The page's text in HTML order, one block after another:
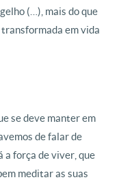
(…), mais do que
transformada em vida
se deve manter em
de falar de
a força de viver, que
meditar as suas